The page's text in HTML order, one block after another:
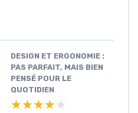
DESIGN ET ERGONOMIE :
PAS PARFAIT, MAIS BIEN
PENSÉ POUR LE
QUOTIDIEN
★★★★★
★★★★★